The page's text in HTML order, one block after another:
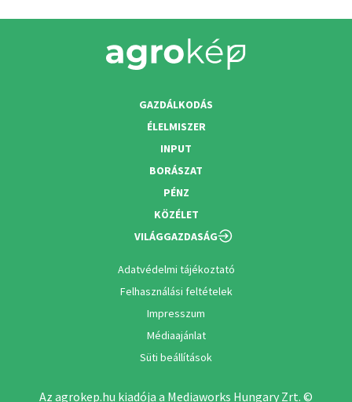
GAZDÁLKODÁS
ÉLELMISZER
INPUT
BORÁSZAT
PÉNZ
KÖZÉLET
VILÁGGAZDASÁG
Adatvédelmi tájékoztató
Felhasználási feltételek
Impresszum
Médiaajánlat
Süti beállítások
Az agrokep.hu kiadója a Mediaworks Hungary Zrt. ©